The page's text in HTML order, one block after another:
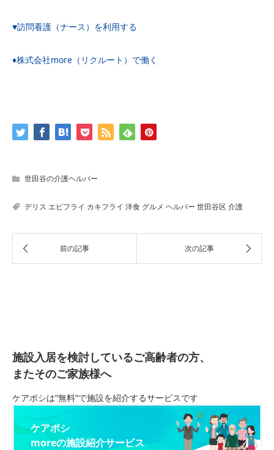
♥️訪問看護（ナース）を利用する
♦️株式会社more（リクルート）で働く
世田谷の介護ヘルパー
デリス エビフライ カキフライ 洋食 グルメ ヘルパー 世田谷区介護
施設入居を検討しているご高齢者の方、
またそのご家族様へ
ケアポシは“無料“で施設を紹介するサービスです
ケアポシ
moreの施設紹介サービス